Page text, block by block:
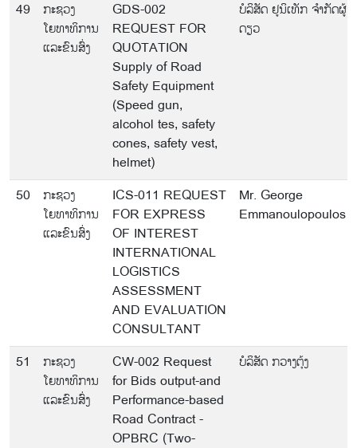
49
ກະຊວງ
ໂຍທາທິການ
ແລະຂົນສົ່ງ
GDS-002
REQUEST FOR
QUOTATION
Supply of Road
Safety Equipment
(Speed gun,
alcohol tes, safety
cones, safety vest,
helmet)
ບໍລິສັດ ຢູນິເທັກ ຈຳກັດຜູ້
ດຽວ
50
ກະຊວງ
ໂຍທາທິການ
ແລະຂົນສົ່ງ
ICS-011 REQUEST
FOR EXPRESS
OF INTEREST
INTERNATIONAL
LOGISTICS
ASSESSMENT
AND EVALUATION
CONSULTANT
Mr. George
Emmanoulopoulos
51
ກະຊວງ
ໂຍທາທິການ
ແລະຂົນສົ່ງ
CW-002 Request
for Bids output-and
Performance-based
Road Contract -
OPBRC (Two-
ບໍລິສັດ ກວາງຕຸ້ງ